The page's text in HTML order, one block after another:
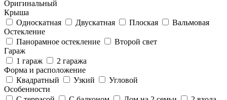
Оригинальный
Крыша
Односкатная
Двускатная Плоская
Вальмовая
Остекление
Панорамное остекление
Второй свет
Гараж
1 гараж
2 гаража
Форма и расположение
Квадратный
Узкий
Угловой
Особенности